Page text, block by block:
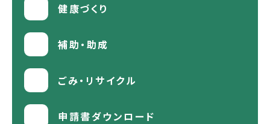
健康づくり
補助・助成
ごみ・リサイクル
申請書ダウンロード